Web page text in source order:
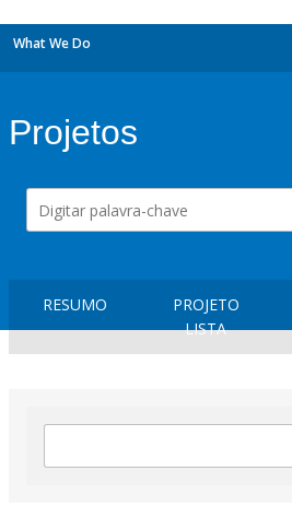
What We Do
Projetos
RESUMO
PROJETO
LISTA